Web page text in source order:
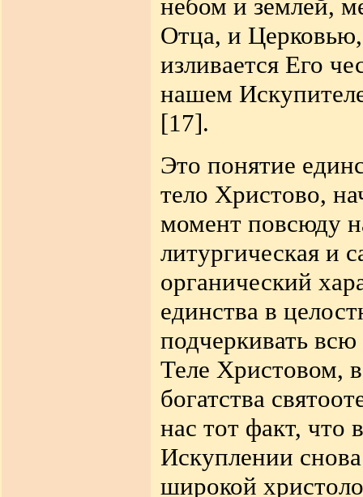
небом и землей,
Отца, и Церковью,
изливается Его
нашем
[17].
Это понятие
тело Христово,
момент повсюду
литургическая и
органический
единства в
подчеркивать
Теле Христовом,
богатства
нас тот факт, что
Искуплении
широкой